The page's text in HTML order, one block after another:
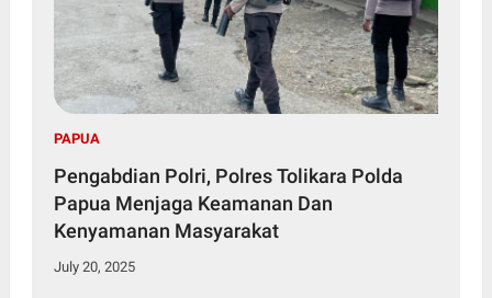
PAPUA
Pengabdian Polri, Polres Tolikara Polda
Papua Menjaga Keamanan Dan
Kenyamanan Masyarakat
July 20, 2025